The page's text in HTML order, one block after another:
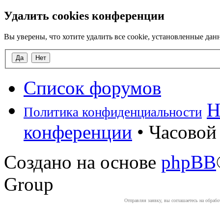
Удалить cookies конференции
Вы уверены, что хотите удалить все cookie, установленные
Список форумов
Политика конфиденциальности
конференции •
Создано на основе phpBB
Group
Отправляя заявку, вы соглашаетесь на